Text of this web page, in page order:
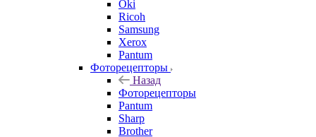
Oki
Ricoh
Samsung
Xerox
Pantum
Фоторецепторы
Назад
Фоторецепторы
Pantum
Sharp
Brother